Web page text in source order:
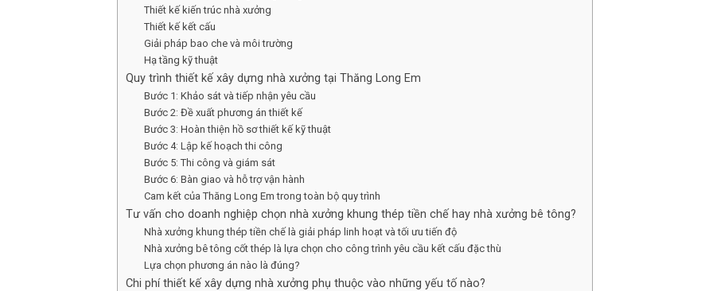
Thiết kế kiến trúc nhà xưởng
Thiết kế kết cấu
Giải pháp bao che và môi trường
Hạ tầng kỹ thuật
Quy trình thiết kế xây dựng nhà xưởng tại Thăng Long Em
Bước 1: Khảo sát và tiếp nhận yêu cầu
Bước 2: Đề xuất phương án thiết kế
Bước 3: Hoàn thiện hồ sơ thiết kế kỹ thuật
Bước 4: Lập kế hoạch thi công
Bước 5: Thi công và giám sát
Bước 6: Bàn giao và hỗ trợ vận hành
Cam kết của Thăng Long Em trong toàn bộ quy trình
Tư vấn cho doanh nghiệp chọn nhà xưởng khung thép tiền chế hay nhà xưởng bê tông?
Nhà xưởng khung thép tiền chế là giải pháp linh hoạt và tối ưu tiến độ
Nhà xưởng bê tông cốt thép là lựa chọn cho công trình yêu cầu kết cấu đặc thù
Lựa chọn phương án nào là đúng?
Chi phí thiết kế xây dựng nhà xưởng phụ thuộc vào những yếu tố nào?